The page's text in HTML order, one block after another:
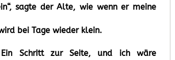
sagte der Alte, wie wenn er meine
bei Tage wieder klein.
Schritt zur Seite, und ich wäre